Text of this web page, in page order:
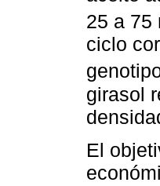
25 a 75
ciclo
girasol
El